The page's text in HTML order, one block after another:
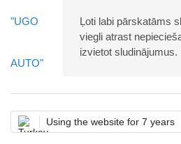
Ļoti labi pārskatāms
viegli atrast
izvietot sludinājumus.
Using the website for 7 years